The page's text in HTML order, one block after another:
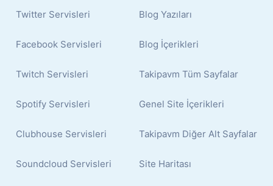
Twitter Servisleri
Facebook Servisleri
Twitch Servisleri
Spotify Servisleri
Clubhouse Servisleri
Soundcloud Servisleri
Blog Yazıları
Blog İçerikleri
Takipavm Tüm Sayfalar
Genel Site İçerikleri
Takipavm Diğer Alt Sayfalar
Site Haritası